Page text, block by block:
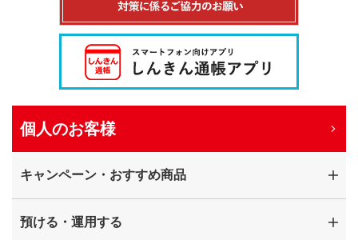
個人のお客様
キャンペーン・おすすめ商品
預ける・運用する